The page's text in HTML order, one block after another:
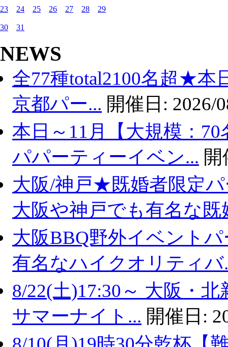
23 24 25 26 27 28 29
30 31
NEWS
全77種total2100名超★本
京都パー... 開催日: 2026/
本日～11月【大規模：
パパーティーイベン...
大阪/神戸★既婚者限定
大阪や神戸でも有名な既
大阪BBQ野外イベント
有名なハイクオリティバ
8/22(土)17:30～ 大阪・
サマーナイト... 開催日: